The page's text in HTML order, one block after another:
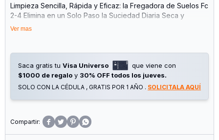
Limpieza Sencilla, Rápida y Eficaz: la Fregadora de Suelos Fc
2-4 Elimina en un Solo Paso la Suciedad Diaria Seca y
Húmeda. Incluye Batería y Cargador. Batería de 4V de Iones
los Rodillos. 180MM Autonomía por Cada Carga de la Batería
Aprox. 20 Min. (2,5 Ah) Duración del Ciclo de Carga (Min) 130
/ 150
Ver mas
Saca gratis tu Visa Universo
que viene con
$1000 de regalo y 30% OFF todos los jueves.
SOLO CON LA CÉDULA , GRATIS POR 1 AÑO . SOLICITALA AQUÍ
   